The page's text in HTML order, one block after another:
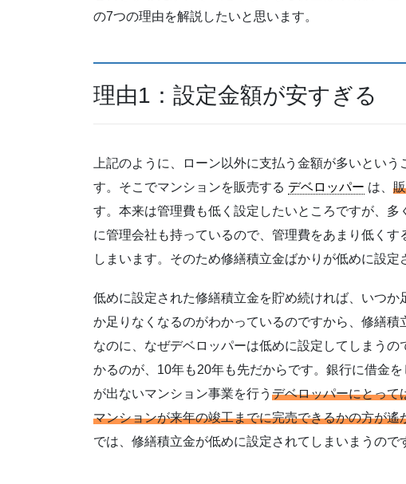
の7つの理由を解説したいと思います。
理由1：設定金額が安すぎる
上記のように、ローン以外に支払う金額が多いとい
す。そこでマンションを販売する デベロッパー は、
す。本来は管理費も低く設定したいところですが、
に管理会社も持っているので、管理費をあまり低く
しまいます。そのため修繕積立金ばかりが低めに設定
低めに設定された修繕積立金を貯め続ければ、いつ
か足りなくなるのがわかっているのですから、修繕
なのに、なぜデベロッパーは低めに設定してしまう
かるのが、10年も20年も先だからです。銀行に借金
が出ないマンション事業を行う デベロッパーにとって
マンションが来年の竣工までに完売できるかの方が遙
では、修繕積立金が低めに設定されてしまいまうので